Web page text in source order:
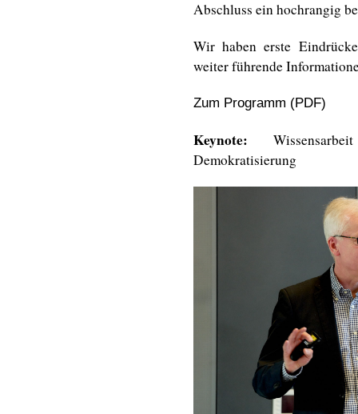
Abschluss ein hochrangig
Wir haben erste
weiter führende
Zum Programm (PDF)
Keynote:
Demokratisierung